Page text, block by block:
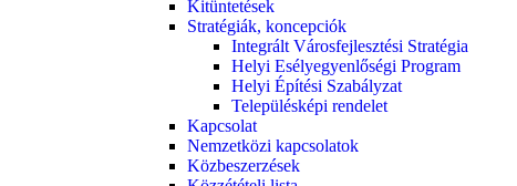
Kitüntetések
Stratégiák, koncepciók
Integrált Városfejlesztési Stratégia
Helyi Esélyegyenlőségi Program
Helyi Építési Szabályzat
Településképi rendelet
Kapcsolat
Nemzetközi kapcsolatok
Közbeszerzések